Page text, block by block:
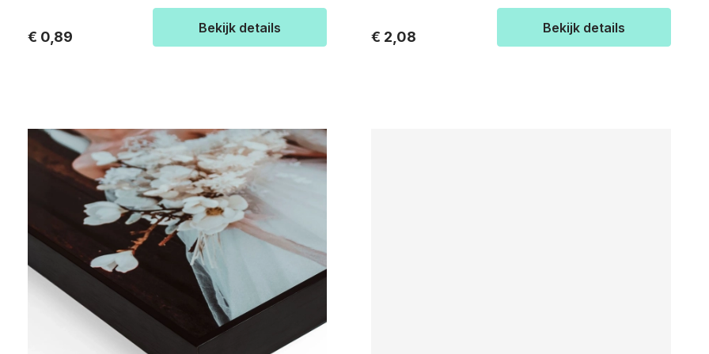
€ 0,89
Bekijk details
€ 2,08
Bekijk details